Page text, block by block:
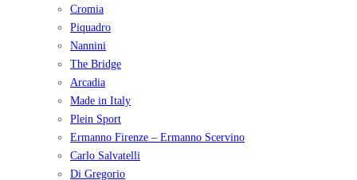
Cromia
Piquadro
Nannini
The Bridge
Arcadia
Made in Italy
Plein Sport
Ermanno Firenze – Ermanno Scervino
Carlo Salvatelli
Di Gregorio